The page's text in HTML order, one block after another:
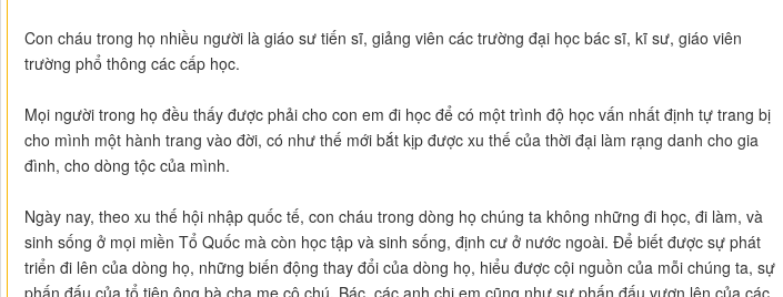
Con cháu trong họ nhiều người là giáo sư tiến sĩ, giảng viên các trường đại học bác sĩ, kĩ sư, giáo viên
trường phổ thông các cấp học.
Mọi người trong họ đều thấy được phải cho con em đi học để có một trình độ học vấn nhất định tự trang bị
cho mình một hành trang vào đời, có như thế mới bắt kịp được xu thế của thời đại làm rạng danh cho gia
đình, cho dòng tộc của mình.
Ngày nay, theo xu thế hội nhập quốc tế, con cháu trong dòng họ chúng ta không những đi học, đi làm, và
sinh sống ở mọi miền Tổ Quốc mà còn học tập và sinh sống, định cư ở nước ngoài. Để biết được sự phát
triển đi lên của dòng họ, những biến động thay đổi của dòng họ, hiểu được cội nguồn của mỗi chúng ta, sự